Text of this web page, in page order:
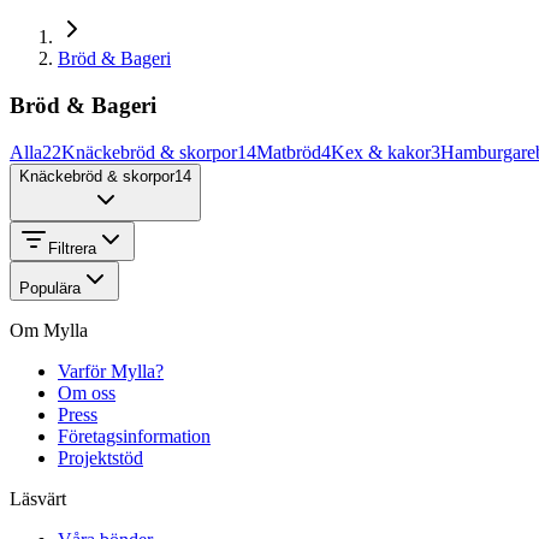
Bröd & Bageri
Bröd & Bageri
Alla22Knäckebröd & skorpor14Matbröd4Kex & kakor3
Knäckebröd & skorpor14
Filtrera
Populära
Om Mylla
Varför Mylla?
Om oss
Press
Företagsinformation
Projektstöd
Läsvärt